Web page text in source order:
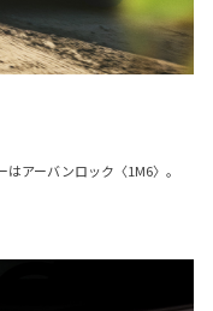
アーバンロック〈1M6〉。